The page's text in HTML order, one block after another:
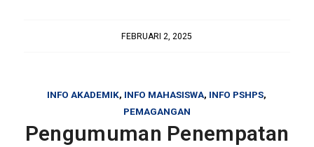
FEBRUARI 2, 2025
INFO AKADEMIK, INFO MAHASISWA, INFO PSHPS,
PEMAGANGAN
Pengumuman Penempatan